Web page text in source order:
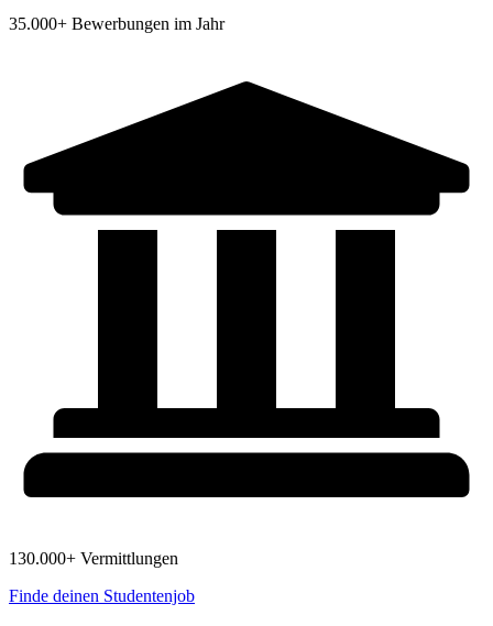
35.000+ Bewerbungen im Jahr
130.000+ Vermittlungen
Finde deinen Studentenjob